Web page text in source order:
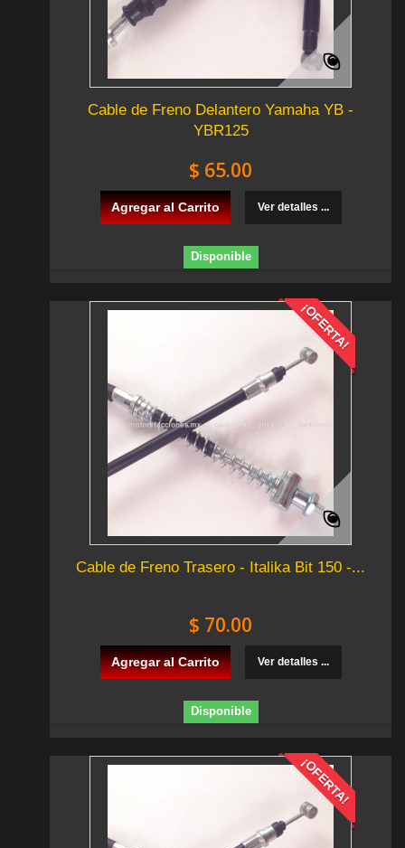
Cable de Freno Delantero Yamaha YB -
YBR125
$ 65.00
Agregar al Carrito Ver detalles ...
Disponible
¡OFERTA!
Cable de Freno Trasero - Italika Bit 150 -...
$ 70.00
Agregar al Carrito Ver detalles ...
Disponible
¡OFERTA!